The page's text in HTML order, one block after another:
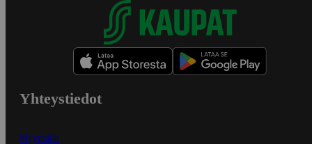
Yhteystiedot
Myymälät